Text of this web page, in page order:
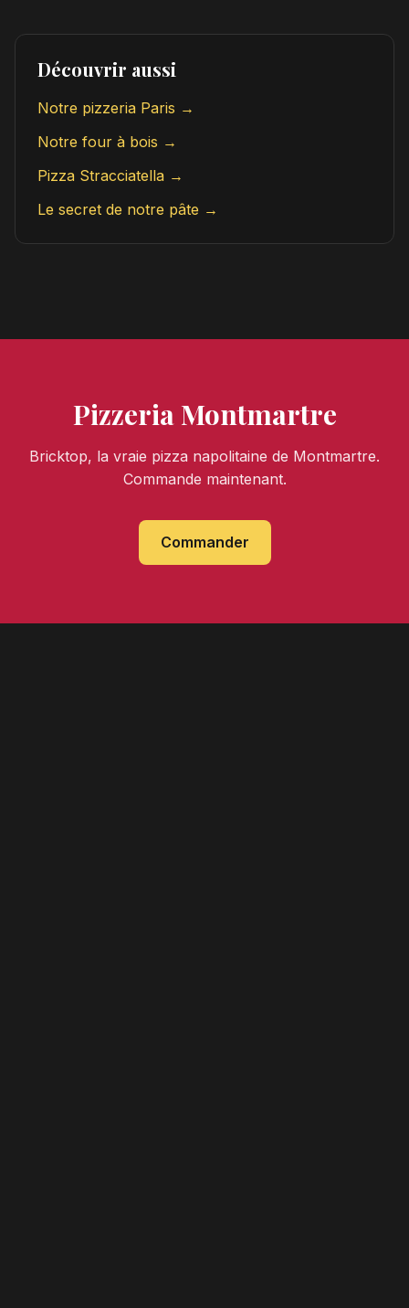
Découvrir aussi
Notre pizzeria Paris →
Notre four à bois →
Pizza Stracciatella →
Le secret de notre pâte →
Pizzeria Montmartre
Bricktop, la vraie pizza napolitaine de Montmartre.
Commande maintenant.
Commander